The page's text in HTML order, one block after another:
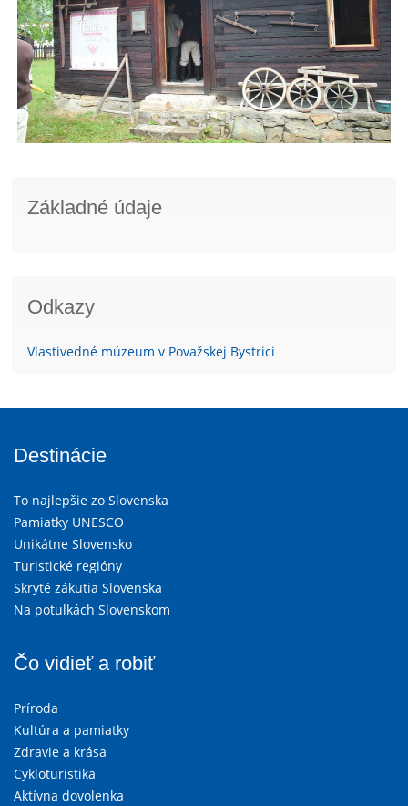
Základné údaje
Odkazy
Vlastivedné múzeum v Považskej Bystrici
Destinácie
To najlepšie zo Slovenska
Pamiatky UNESCO
Unikátne Slovensko
Turistické regióny
Skryté zákutia Slovenska
Na potulkách Slovenskom
Čo vidieť a robiť
Príroda
Kultúra a pamiatky
Zdravie a krása
Cykloturistika
Aktívna dovolenka